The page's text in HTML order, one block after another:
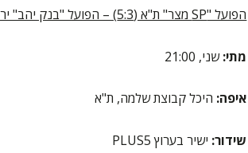
הפועל "SPמצר" ת"א (5:3) – הפועל "בנק יהב" ירושלים (2:6)
מתי:שני, 21:00
איפה: היכל קבוצת שלמה, ת"א
שידור: ישיר בערוץ PLUS5